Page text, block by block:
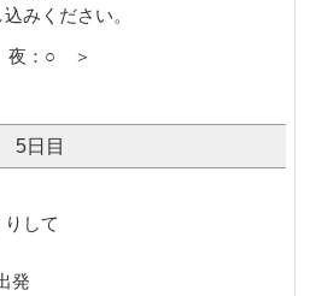
みください。
夜：○ ＞
5日目
して
発